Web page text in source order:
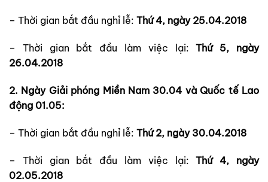
– Thời gian bắt đầu nghỉ lễ: Thứ 4, ngày 25.04.2018
– Thời gian bắt đầu làm việc lại:Thứ 5, ngày
26.04.2018
2. Ngày Giải phóng Miền Nam 30.04 và Quốc tế Lao
động 01.05:
– Thời gian bắt đầu nghỉ lễ: Thứ 2, ngày 30.04.2018
– Thời gian bắt đầu làm việc lại:Thứ 4, ngày
02.05.2018